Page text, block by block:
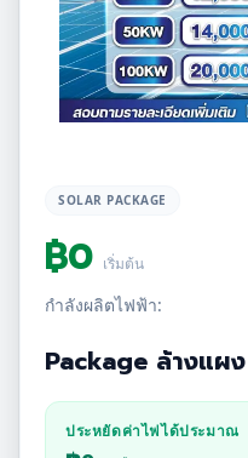
SOLAR PACKAGE
฿0 เริ่มต้น
กำลังผลิตไฟฟ้า:
Package ล้างแผง
ประหยัดค่าไฟได้ประมาณ